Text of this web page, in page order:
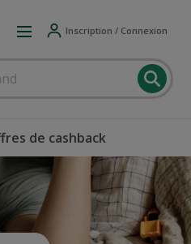
Inscription / Connexion
de cashback